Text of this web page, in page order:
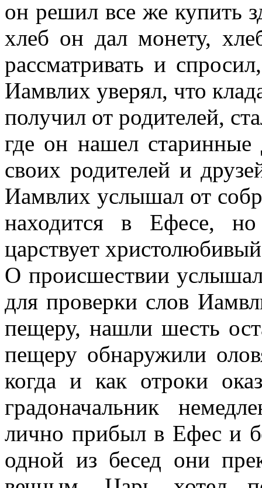
он решил все же купить
хлеб он дал монету,
рассматривать и
Иамвлих уверял, что
получил от родителей,
где он нашел старинные
своих родителей и
Иамвлих услышал от
находится в Ефесе,
царствует
О происшествии
для проверки слов
пещеру, нашли шесть
пещеру обнаружили
когда и как отроки
градоначальник
лично прибыл в Ефес и
одной из бесед они